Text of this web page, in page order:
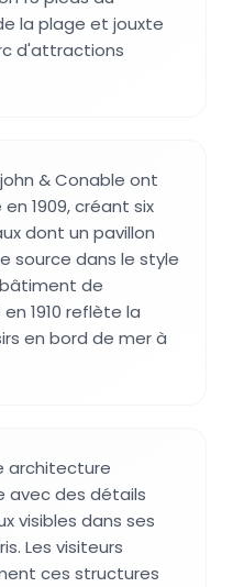
la plage et jouxte
d'attractions
& Conable ont
1909, créant six
dont un pavillon
source dans le style
bâtiment de
1910 reflète la
en bord de mer à
architecture
avec des détails
visibles dans ses
Les visiteurs
ces structures